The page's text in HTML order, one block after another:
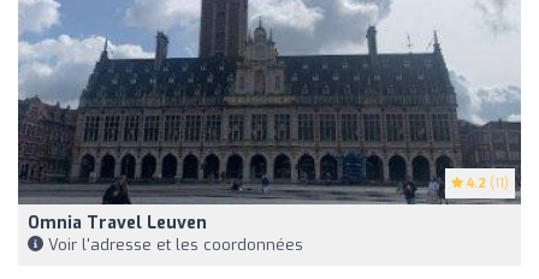
4.2 (11)
Omnia Travel Leuven
Voir l'adresse et les coordonnées